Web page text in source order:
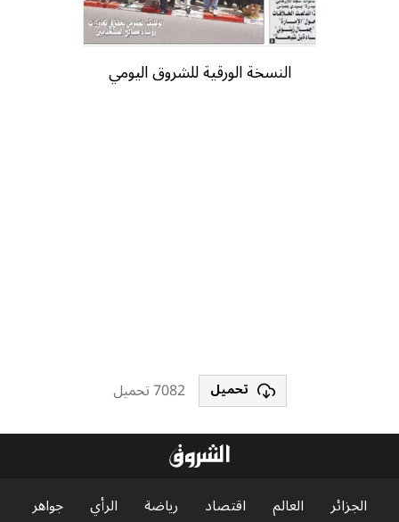
النسخة الورقية للشروق اليومي
تحميل 7082 تحميل
الجزائر العالم اقتصاد رياضة الرأي
جواهر